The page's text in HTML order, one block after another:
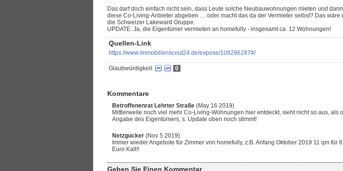
Das darf doch einfach nicht sein, dass Leute solche Neubauwohnungen mieten und
diese Co-Living-Anbieter abgeben .... oder macht das da der Vermieter selbst? Das wäre
die Schweizer Lakeward Gruppe.
UPDATE: Ja, die Eigentümer vermieten an homefully - insgesamt ca. 12 Wohnungen!
Quellen-Link
https://www.immobilienscout24.de/expose/109296287#/
Glaubwürdigkeit: 0
Kommentare
Betroffenenrat Lehrter Straße (May 16 2019)
Mittlerweile noch viel mehr Co-Living-Wohnungen hier entdeckt, sieht nicht so aus, als
Angabe des Eigentümers, s. Update oben noch stimmt!
Netzgucker (Nov 5 2019)
Immer wieder Angebote für Zimmer von homefully, z.B. Anfang Oktober 2019 11 qm für
Euro Kalt!!
Geben Sie Einen Kommentar